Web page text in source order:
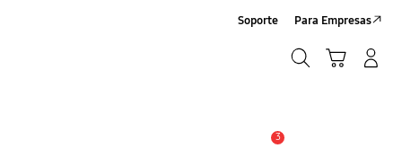
Soporte Para Empresas
3